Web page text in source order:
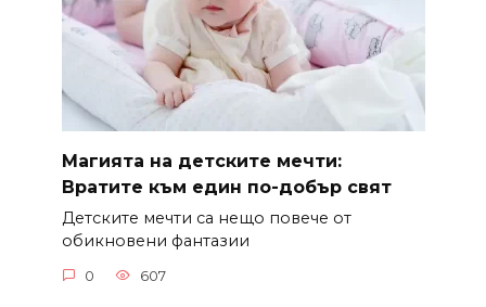
Магията на детските мечти:
Вратите към един по-добър свят
Детските мечти са нещо повече от
обикновени фантазии
0 607